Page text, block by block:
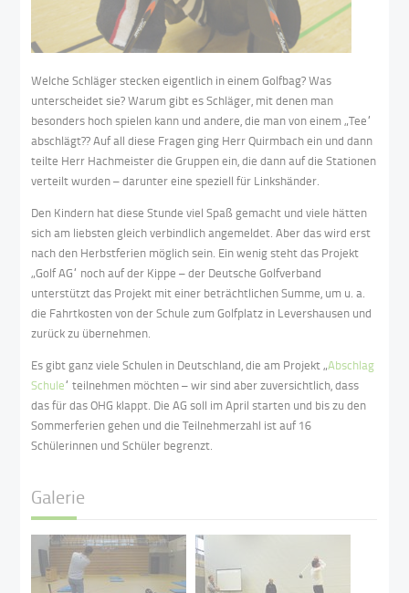
Welche Schläger stecken eigentlich in einem Golfbag? Was
unterscheidet sie? Warum gibt es Schläger, mit denen man
besonders hoch spielen kann und andere, die man von einem „Tee“
abschlägt?? Auf all diese Fragen ging Herr Quirmbach ein und dann
teilte Herr Hachmeister die Gruppen ein, die dann auf die Stationen
verteilt wurden – darunter eine speziell für Linkshänder.
Den Kindern hat diese Stunde viel Spaß gemacht und viele hätten
sich am liebsten gleich verbindlich angemeldet. Aber das wird erst
nach den Herbstferien möglich sein. Ein wenig steht das Projekt
„Golf AG“ noch auf der Kippe – der Deutsche Golfverband
unterstützt das Projekt mit einer beträchtlichen Summe, um u. a.
die Fahrtkosten von der Schule zum Golfplatz in Levershausen und
zurück zu übernehmen.
Es gibt ganz viele Schulen in Deutschland, die am Projekt „Abschlag
Schule“ teilnehmen möchten – wir sind aber zuversichtlich, dass
das für das OHG klappt. Die AG soll im April starten und bis zu den
Sommerferien gehen und die Teilnehmerzahl ist auf 16
Schülerinnen und Schüler begrenzt.
Galerie